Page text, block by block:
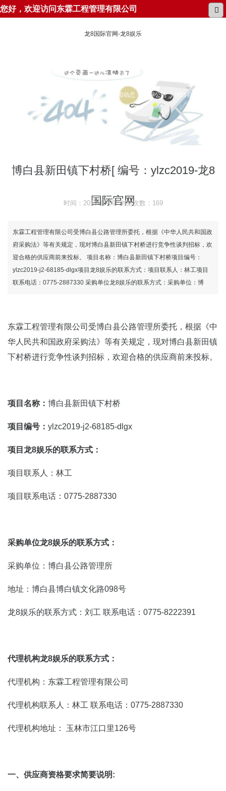
您好，欢迎访问东霖工程管理有限公司
龙8国际官网-龙8娱乐
所在位置： 龙8国际官网-龙8娱乐 新闻动态 招标公告 博白县新田镇下
村桥[ 编号：ylzc2019-j2-68185-dlgx] 竞标公告
博白县新田镇下村桥[ 编号：ylzc2019-龙8
国际官网
时间：2019-10-09 浏览次数：169
东霖工程管理有限公司受博白县公路管理所委托，根据《中华人民共和国政
府采购法》等有关规定，现对博白县新田镇下村桥进行竞争性谈判招标，欢
迎合格的供应商前来投标。 项目名称：博白县新田镇下村桥项目编号：
ylzc2019-j2-68185-dlgx项目龙8娱乐的联系方式：项目联系人：林工项目
联系电话：0775-2887330 采购单位龙8娱乐的联系方式：采购单位：博
东霖工程管理有限公司受博白县公路管理所委托，根据《中
华人民共和国政府采购法》等有关规定，现对博白县新田镇
下村桥进行竞争性谈判招标，欢迎合格的供应商前来投标。
项目名称： 博白县新田镇下村桥
项目编号： ylzc2019-j2-68185-dlgx
项目龙8娱乐的联系方式：
项目联系人：林工
项目联系电话：0775-2887330
采购单位龙8娱乐的联系方式：
采购单位：博白县公路管理所
地址：博白县博白镇文化路098号
龙8娱乐的联系方式：刘工 联系电话：0775-8222391
代理机构龙8娱乐的联系方式：
代理机构：东霖工程管理有限公司
代理机构联系人：林工 联系电话：0775-2887330
代理机构地址： 玉林市江口里126号
一、供应商资格要求简要说明: